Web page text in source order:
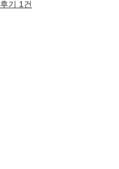
후기 1건